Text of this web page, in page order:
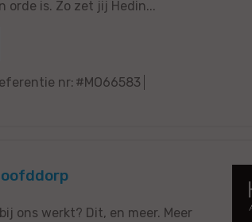
orde is. Zo zet jij Hedin...
nr: #MO66583
ons werkt? Dit, en meer. Meer